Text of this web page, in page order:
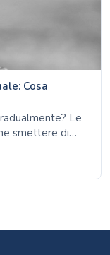
Cosa
Le
smettere di